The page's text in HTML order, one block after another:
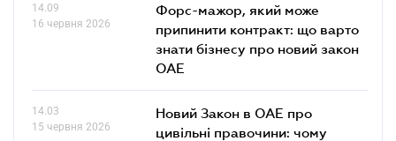
14.09
16 червня 2026
Форс-мажор, який може
припинити контракт: що варто
знати бізнесу про новий закон
ОАЕ
14.03
15 червня 2026
Новий Закон в ОАЕ про
цивільні правочини: чому